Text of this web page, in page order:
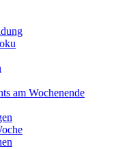
am Wochenende